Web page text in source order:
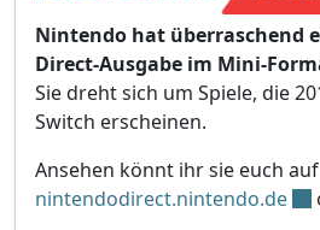
Nintendo hat überraschend
Direct-Ausgabe im Mini-
Sie dreht sich um Spiele, die
Switch erscheinen.
Ansehen könnt ihr sie euch auf
nintendodirect.nintendo.de